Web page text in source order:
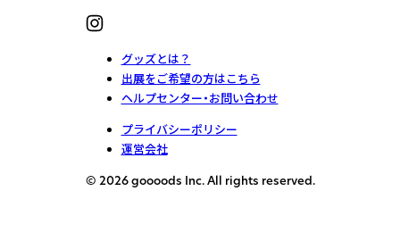
グッズとは？
出展をご希望の方はこちら
ヘルプセンター・お問い合わせ
プライバシーポリシー
運営会社
© 2026 goooods Inc. All rights reserved.